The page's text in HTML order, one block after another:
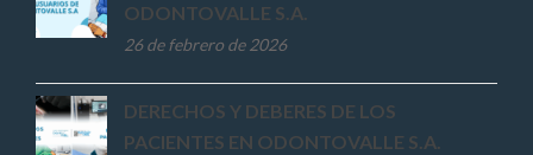
ODONTOVALLE S.A.
26 de febrero de 2026
DERECHOS Y DEBERES DE LOS
PACIENTES EN ODONTOVALLE S.A.